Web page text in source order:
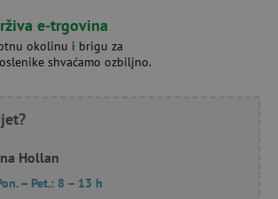
e-trgovina
okolinu i brigu za
shvaćamo ozbiljno.
Hollan
– Pet.: 8 – 13 h